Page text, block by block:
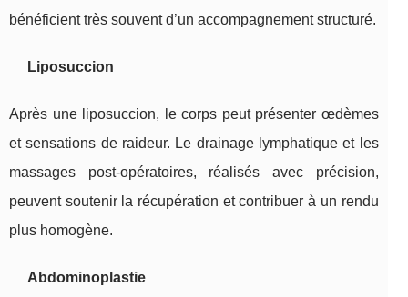
bénéficient très souvent d’un accompagnement structuré.
Liposuccion
Après une liposuccion, le corps peut présenter œdèmes
et sensations de raideur. Le drainage lymphatique et les
massages post-opératoires, réalisés avec précision,
peuvent soutenir la récupération et contribuer à un rendu
plus homogène.
Abdominoplastie